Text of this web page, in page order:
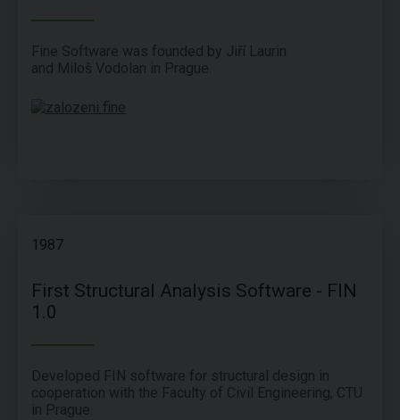
Fine Software was founded by Jiří Laurin
and Miloš Vodolan in Prague.
1987
First Structural Analysis Software - FIN
1.0
Developed FIN software for structural design in
cooperation with the Faculty of Civil Engineering, CTU
in Prague.